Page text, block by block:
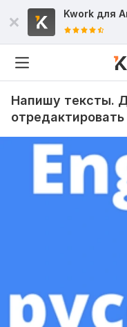
Kwork для
Напишу тексты.